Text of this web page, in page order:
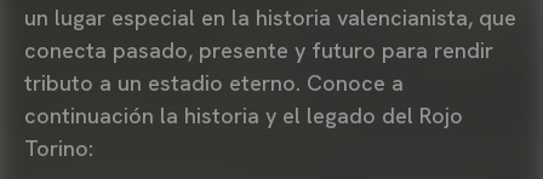
un lugar especial en la historia valencianista, que
conecta pasado, presente y futuro para rendir
tributo a un estadio eterno. Conoce a
continuación la historia y el legado del Rojo
Torino: